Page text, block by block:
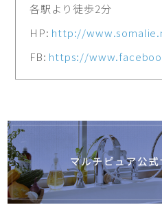
各駅より徒歩2分
HP: http://
FB: https://